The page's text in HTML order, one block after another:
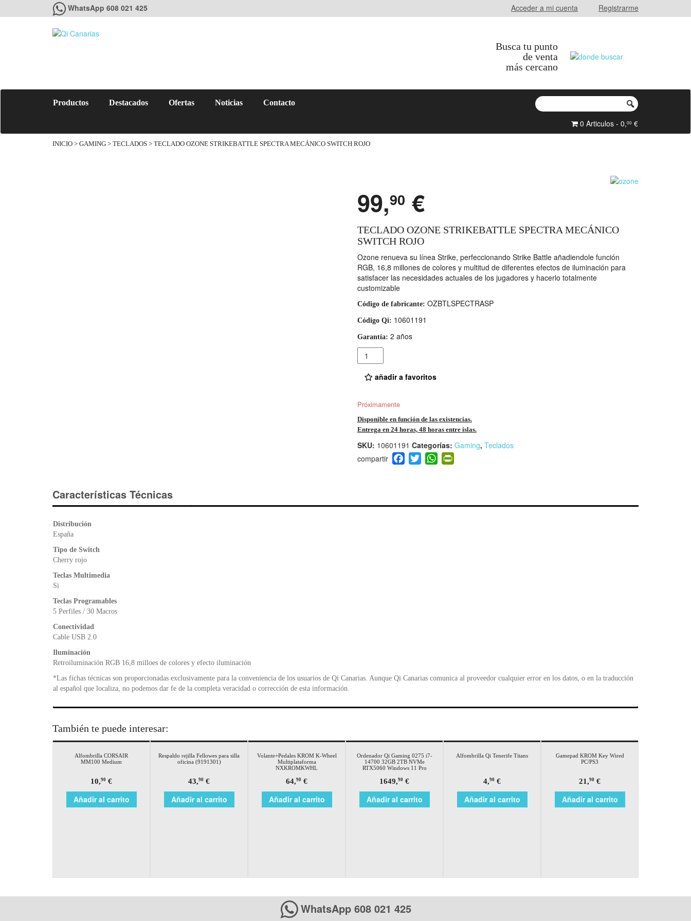
WhatsApp 608 021 425 Acceder a mi cuenta Registrarme
Busca tu punto
de venta
más cercano
Productos Destacados Ofertas Noticias Contacto
0 Articulos - 0,00 €
INICIO > GAMING > TECLADOS > TECLADO OZONE STRIKEBATTLE SPECTRA MECÁNICO SWITCH ROJO
99,90 €
TECLADO OZONE STRIKEBATTLE SPECTRA MECÁNICO
SWITCH ROJO
Ozone renueva su línea Strike, perfeccionando Strike Battle añadiendole función
RGB, 16,8 millones de colores y multitud de diferentes efectos de iluminación para
satisfacer las necesidades actuales de los jugadores y hacerlo totalmente
customizable
Código de fabricante: OZBTLSPECTRASP
Código Qi: 10601191
Garantía: 2 años
Cantidad
añadir a favoritos
Próximamente
Disponible en función de las existencias.
Entrega en 24 horas, 48 horas entre islas.
SKU: 10601191 Categorías: Gaming, Teclados
F
a
b
T
wi
W
h
A
Pr
in
e
Características Técnicas
Distribución
España
Tipo de Switch
Cherry rojo
Teclas Multimedia
Si
Teclas Programables
5 Perfiles / 30 Macros
Conectividad
Cable USB 2.0
Iluminación
Retroiluminación RGB 16,8 milloes de colores y efecto iluminación
*Las fichas técnicas son proporcionadas exclusivamente para la conveniencia de los usuarios de Qi Canarias. Aunque Qi Canarias comunica al proveedor cualquier error en los datos, o en la traducción
al español que localiza, no podemos dar fe de la completa veracidad o corrección de esta información.
También te puede interesar:
Alfombrilla CORSAIR
MM100 Medium
10,90 €
Añadir al carrito
Respaldo rejilla Fellowes para silla
oficina (9191301)
43,90 €
Añadir al carrito
Volante+Pedales KROM K-Wheel
Multiplataforma
NXKROMKWHL
64,90 €
Añadir al carrito
Ordenador Qi Gaming 0275 i7-
14700 32GB 2TB NVMe
RTX5060 Windows 11 Pro
1649,90 €
Añadir al carrito
Alfombrilla Qi Tenerife Titans
4,90 €
Añadir al carrito
Gamepad KROM Key Wired
PC/PS3
21,90 €
Añadir al carrito
WhatsApp 608 021 425